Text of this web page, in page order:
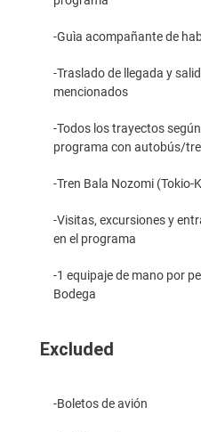
-Guìa acompañante de
-Traslado de llegada y
mencionados
-Todos los trayectos
programa con autobús/
-Tren Bala Nozomi (Tokio-
-Visitas, excursiones y
en el programa
-1 equipaje de mano por
Bodega
Excluded
-Boletos de avión